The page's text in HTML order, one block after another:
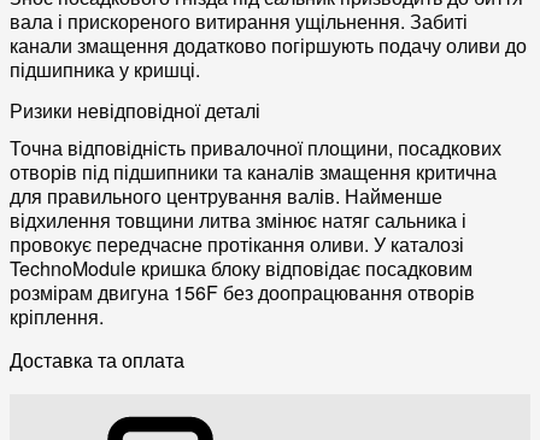
вала і прискореного витирання ущільнення. Забиті
канали змащення додатково погіршують подачу оливи до
підшипника у кришці.
Ризики невідповідної деталі
Точна відповідність привалочної площини, посадкових
отворів під підшипники та каналів змащення критична
для правильного центрування валів. Найменше
відхилення товщини литва змінює натяг сальника і
провокує передчасне протікання оливи. У каталозі
TechnoModule кришка блоку відповідає посадковим
розмірам двигуна 156F без доопрацювання отворів
кріплення.
Доставка та оплата